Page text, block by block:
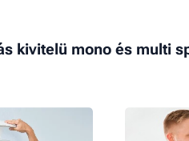
kivitelü mono és multi